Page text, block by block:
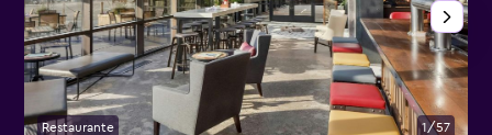
Restaurante 1/57